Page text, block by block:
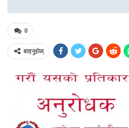
0
बाड्नुहोस्